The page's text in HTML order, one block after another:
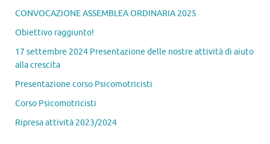
CONVOCAZIONE ASSEMBLEA ORDINARIA 2025
Obiettivo raggiunto!
17 settembre 2024 Presentazione delle nostre attività di aiuto
alla crescita
Presentazione corso Psicomotricisti
Corso Psicomotricisti
Ripresa attività 2023/2024